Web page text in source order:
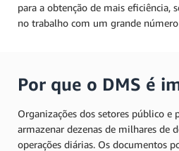
para a obtenção de mais eficiência,
no trabalho com um grande
Por que o DMS é
Organizações dos setores público e
armazenar dezenas de milhares de
operações diárias. Os documentos